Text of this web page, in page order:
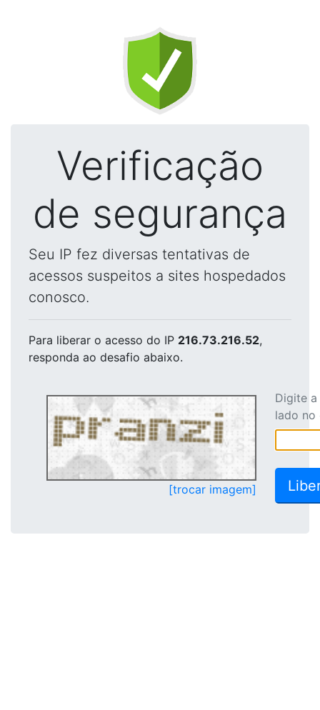
Verificação
de segurança
Seu IP fez diversas tentativas de
acessos suspeitos a sites hospedados
conosco.
Para liberar o acesso do IP 216.73.216.52,
responda ao desafio abaixo.
[trocar imagem]
Digite
lado no